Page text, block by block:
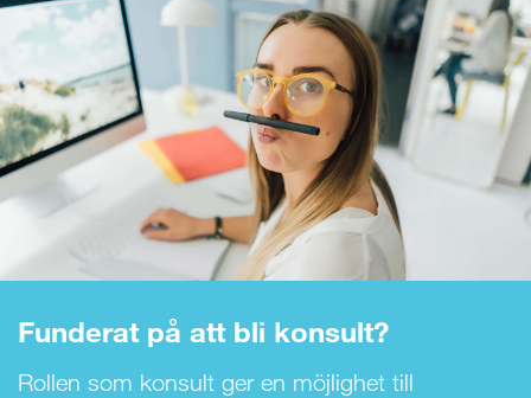
Funderat på att bli konsult?
Rollen som konsult ger en möjlighet till